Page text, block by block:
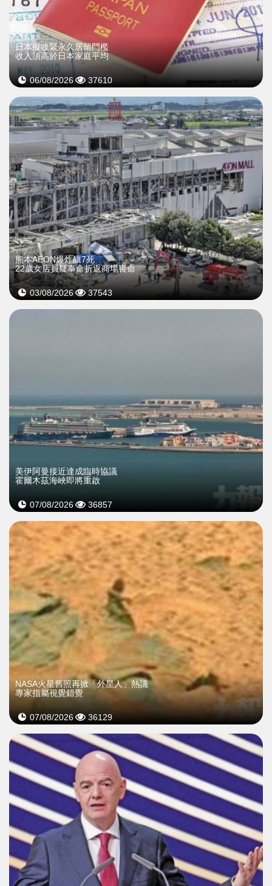
日本擬收緊永久居留門檻
收入須高於日本家庭平均
06/08/2026 37610
熊本AEON爆炸釀7死
22歲女店員疑奉命折返商場喪命
03/08/2026 37543
美伊阿曼接近達成臨時協議
霍爾木茲海峽即將重啟
07/08/2026 36857
NASA火星舊照再掀「外星人」熱議
專家指屬視覺錯覺
07/08/2026 36129